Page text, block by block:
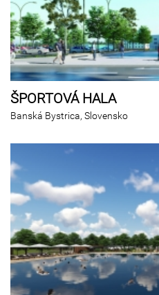
ŠPORTOVÁ HALA
Banská Bystrica, Slovensko